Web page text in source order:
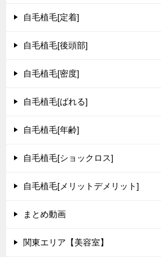
自毛植毛[定着]
自毛植毛[後頭部]
自毛植毛[密度]
自毛植毛[ばれる]
自毛植毛[年齢]
自毛植毛[ショックロス]
自毛植毛[メリットデメリット]
まとめ動画
関東エリア【美容室】